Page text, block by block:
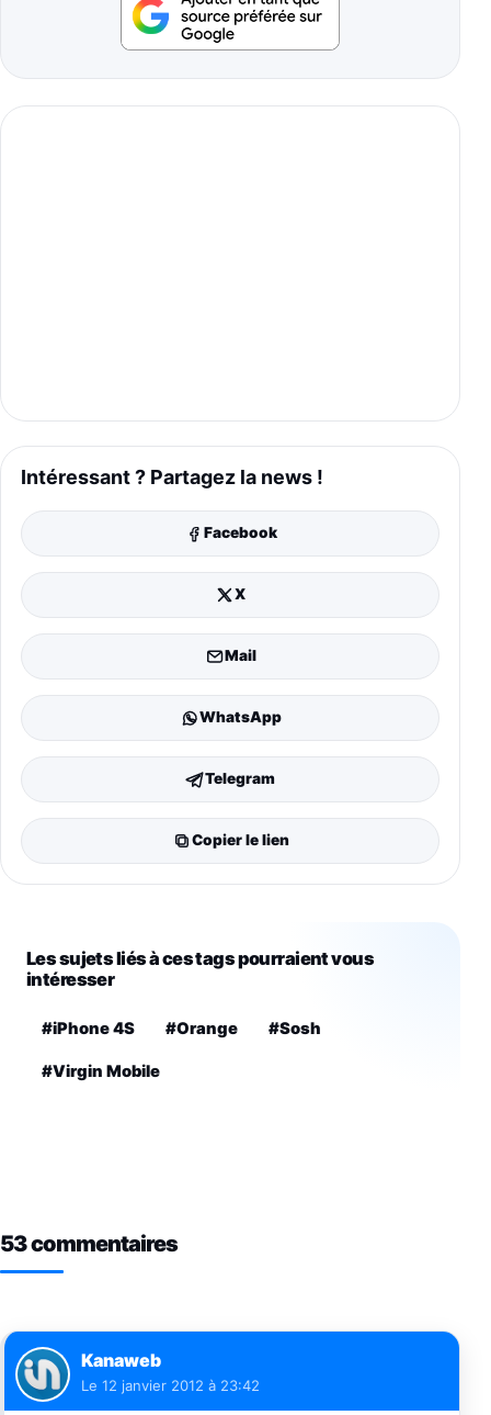
Intéressant ? Partagez la news !
Facebook
X
Mail
WhatsApp
Telegram
Copier le lien
Les sujets liés à ces tags pourraient vous
intéresser
#iPhone 4S #Orange #Sosh
#Virgin Mobile
53 commentaires
Kanaweb
Le 12 janvier 2012 à 23:42